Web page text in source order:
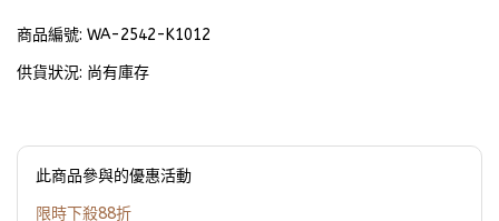
商品編號: WA-2542-K1012
供貨狀況: 尚有庫存
此商品參與的優惠活動
限時下殺88折